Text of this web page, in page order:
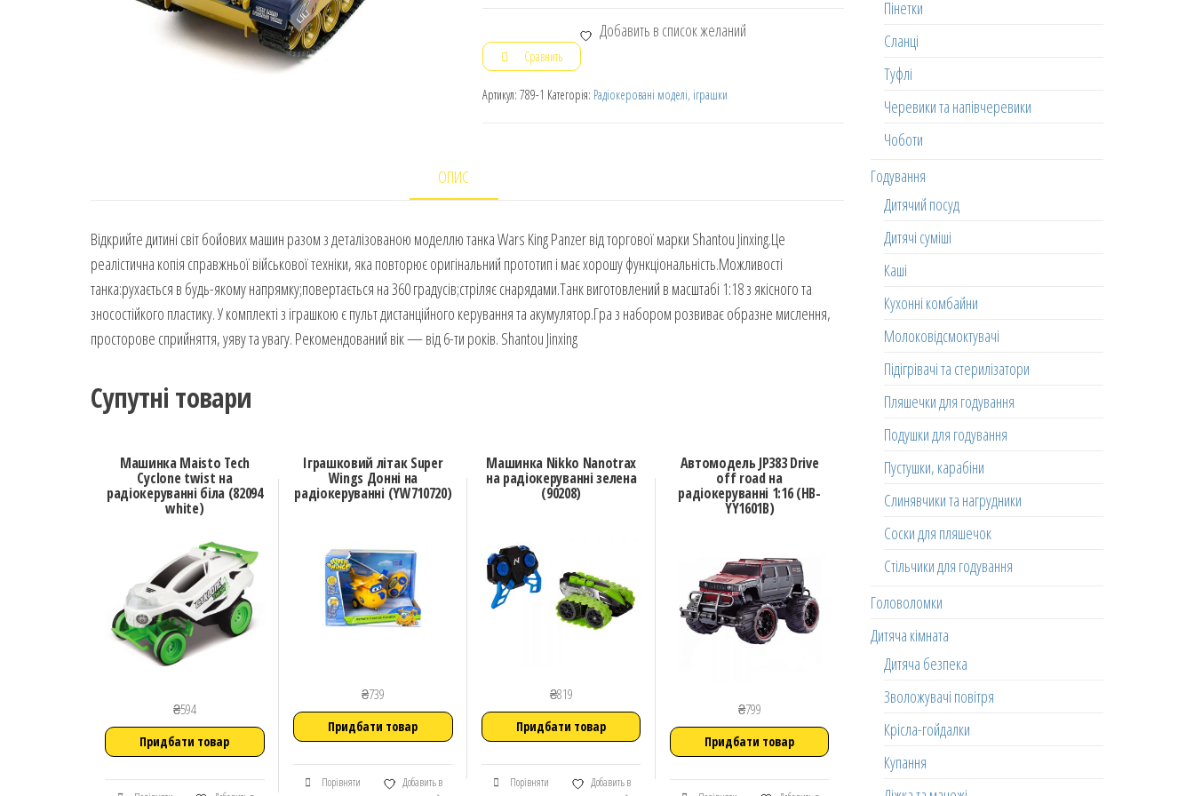
Добавить в список желаний
Сравнить
Артикул: 789-1 Категорія: Радіокеровані моделі, іграшки
ОПИС
Відкрийте дитині світ бойових машин разом з деталізованою моделлю танка Wars King Panzer від торгової марки Shantou Jinxing.Це
реалістична копія справжньої військової техніки, яка повторює оригінальний прототип і має хорошу функціональність.Можливості
танка:рухається в будь-якому напрямку;повертається на 360 градусів;стріляє снарядами.Танк виготовлений в масштабі 1:18 з якісного та
зносостійкого пластику. У комплекті з іграшкою є пульт дистанційного керування та акумулятор.Гра з набором розвиває образне мислення,
просторове сприйняття, уяву та увагу. Рекомендований вік — від 6-ти років. Shantou Jinxing
Супутні товари
Машинка Maisto Tech
Cyclone twist на
радіокеруванні біла (82094
white)
₴594
Придбати товар
Іграшковий літак Super
Wings Донні на
радіокеруванні (YW710720)
₴739
Придбати товар
Порівняти
Добавить в
Машинка Nikko Nanotrax
на радіокеруванні зелена
(90208)
₴819
Придбати товар
Порівняти
Добавить в
Автомодель JP383 Drive
off road на
радіокеруванні 1:16 (HB-
YY1601B)
₴799
Придбати товар
Пінетки
Сланці
Туфлі
Черевики та напівчеревики
Чоботи
Годування
Дитячий посуд
Дитячі суміші
Каші
Кухонні комбайни
Молоковідсмоктувачі
Підігрівачі та стерилізатори
Пляшечки для годування
Подушки для годування
Пустушки, карабіни
Слинявчики та нагрудники
Соски для пляшечок
Стільчики для годування
Головоломки
Дитяча кімната
Дитяча безпека
Зволожувачі повітря
Крісла-гойдалки
Купання